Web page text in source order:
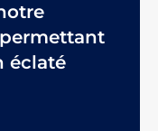
éclaté